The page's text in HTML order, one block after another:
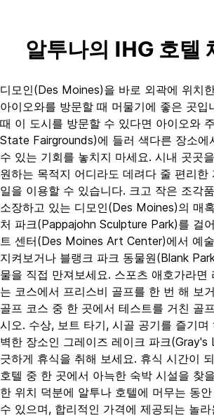
알투나의 IHG 호텔
디모인(Des Moines)을 바로 외곽에 위치
아이오와를 방문할 때 머물기에 좋은 곳입
때 이 도시를 방문할 수 있다면 아이오와
State Fairgrounds)에 들러 색다른 장소에
수 있는 기회를 놓치지 마세요. 시내 곳곳
원하는 목적지 어디라도 데려다 줄 편리한
일을 이용할 수 있습니다. 크고 작은 조각
소장하고 있는 디모인(Des Moines)의 매
처 파크(Pappajohn Sculpture Park)를 걸
트 센터(Des Moines Art Center)에서 예
지켜보거나 블랭크 파크 동물원(Blank
물을 직접 만져보세요. 스포츠 애호가라면
는 코스에서 프리스비 골프를 한 번 해 보
골프 코스 중 한 곳에서 테스트를 거친 골
시오. 수상, 보트 타기, 시골 공기를 즐기
벽한 장소인 그레이즈 레이크 파크(Gray's
긋하게 휴식을 취해 보세요. 휴식 시간이
호텔 중 한 곳에서 아늑한 숙박 시설을 찾
한 위치 덕분에 알투나 호텔에 머무는 동
수 있으며, 합리적인 가격에 제공되는 놀